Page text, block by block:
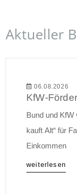
Aktueller
06.08.2026
Bund und KfW
kauft Alt“ für
Einkommen
weiterlesen